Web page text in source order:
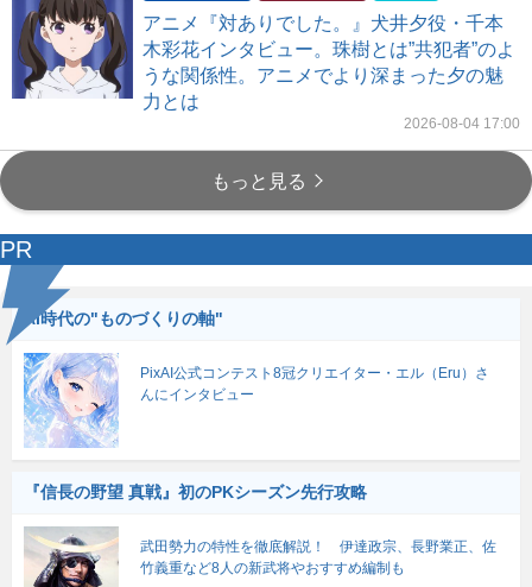
アニメ『対ありでした。』犬井夕役・千本
木彩花インタビュー。珠樹とは”共犯者”のよ
うな関係性。アニメでより深まった夕の魅
力とは
2026-08-04 17:00
もっと見る
PR
AI時代の"ものづくりの軸"
PixAI公式コンテスト8冠クリエイター・エル（Eru）さ
んにインタビュー
『信長の野望 真戦』初のPKシーズン先行攻略
武田勢力の特性を徹底解説！ 伊達政宗、長野業正、佐
竹義重など8人の新武将やおすすめ編制も